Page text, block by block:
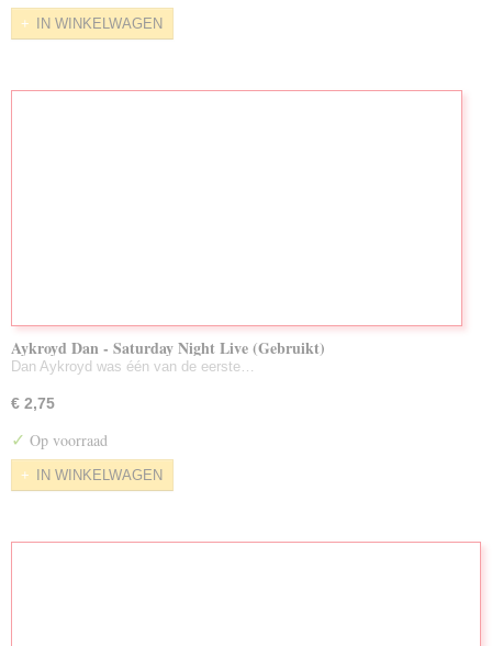
IN WINKELWAGEN
Aykroyd Dan - Saturday Night Live (Gebruikt)
Dan Aykroyd was één van de eerste…
€ 2,75
✓ Op voorraad
IN WINKELWAGEN